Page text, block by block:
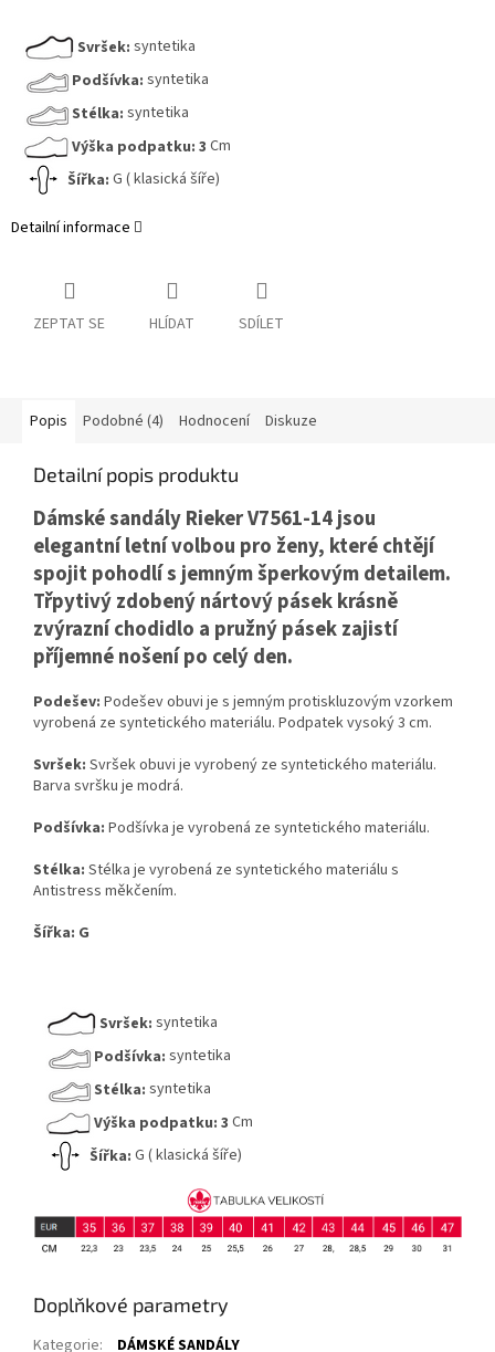
Svršek: syntetika
Podšívka: syntetika
Stélka: syntetika
Výška podpatku: 3 Cm
Šířka: G ( klasická šíře)
Detailní informace
ZEPTAT SE HLÍDAT SDÍLET
Popis Podobné (4) Hodnocení Diskuze
Detailní popis produktu
Dámské sandály Rieker V7561-14 jsou
elegantní letní volbou pro ženy, které chtějí
spojit pohodlí s jemným šperkovým detailem.
Třpytivý zdobený nártový pásek krásně
zvýrazní chodidlo a pružný pásek zajistí
příjemné nošení po celý den.
Podešev: Podešev obuvi je s jemným protiskluzovým vzorkem
vyrobená ze syntetického materiálu. Podpatek vysoký 3 cm.
Svršek: Svršek obuvi je vyrobený ze syntetického materiálu.
Barva svršku je modrá.
Podšívka: Podšívka je vyrobená ze syntetického materiálu.
Stélka: Stélka je vyrobená ze syntetického materiálu s
Antistress měkčením.
Šířka: G
Svršek: syntetika
Podšívka: syntetika
Stélka: syntetika
Výška podpatku: 3 Cm
Šířka: G ( klasická šíře)
Doplňkové parametry
Kategorie:
DÁMSKÉ SANDÁLY